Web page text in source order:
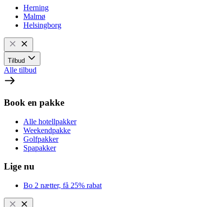
Herning
Malmø
Helsingborg
Tilbud
Alle tilbud
Book en pakke
Alle hotellpakker
Weekendpakke
Golfpakker
Spapakker
Lige nu
Bo 2 nætter, få 25% rabat